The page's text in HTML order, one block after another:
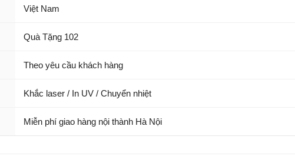
Việt Nam
Quà Tặng 102
Theo yêu cầu khách hàng
Khắc laser / In UV / Chuyển nhiệt
Miễn phí giao hàng nội thành Hà Nội